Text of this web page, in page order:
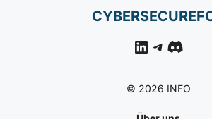
Able N-Central Über Take
CYBERSECUREFOX